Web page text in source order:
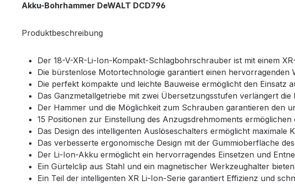
Akku-Bohrhammer DeWALT DCD796
Produktbeschreibung
Der 18-V-XR-Li-Ion-Kompakt-Schlagbohrschrauber ist mit einem
Die bürstenlose Motortechnologie garantiert einen hervorragenden
Die perfekt kompakte und leichte Bauweise ermöglicht den Einsatz
Das Ganzmetallgetriebe mit zwei Übersetzungsstufen verlängert
Der Hammer und die Möglichkeit zum Schrauben garantieren den
15 Positionen zur Einstellung des Anzugsdrehmoments
Das Design des intelligenten Auslöseschalters ermöglicht maximale
Das verbesserte ergonomische Design mit der Gummioberfläche
Der Li-Ion-Akku ermöglicht ein hervorragendes Einsetzen und
Ein Gürtelclip aus Stahl und ein magnetischer Werkzeughalter
Ein Teil der intelligenten XR Li-Ion-Serie garantiert Effizienz und